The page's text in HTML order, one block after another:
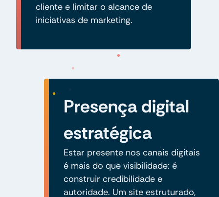
cliente e limitar o alcance de
iniciativas de marketing.
Presença digital
estratégica
Estar presente nos canais digitais
é mais do que visibilidade: é
construir credibilidade e
autoridade. Um site estruturado,